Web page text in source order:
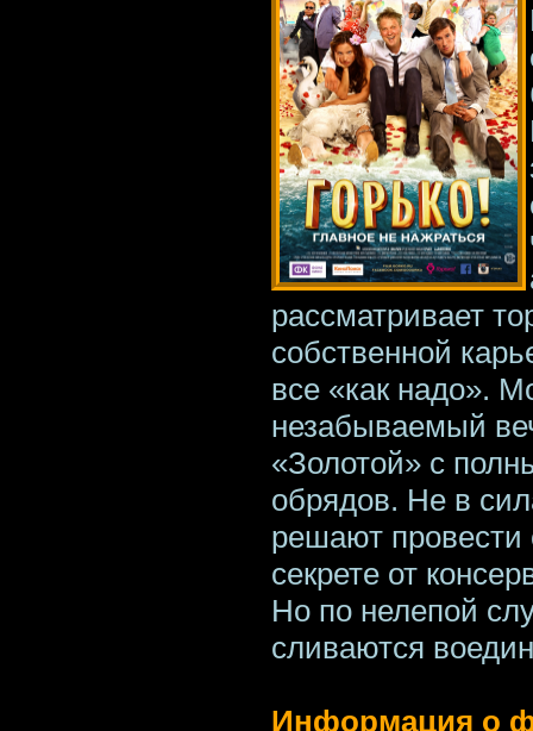
рассматривает
собственной
все «как надо».
незабываемый
«Золотой» с
обрядов. Не в
решают провести
секрете от
Но по нелепой
сливаются
Информация о